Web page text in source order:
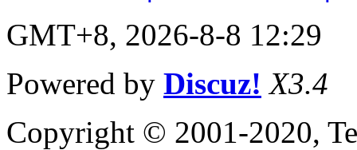
GMT+8, 2026-8-8 12:29
Powered by Discuz! X3.4
Copyright © 2001-2020,